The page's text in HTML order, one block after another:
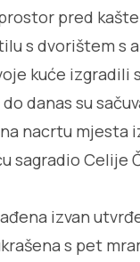
pred
s dvorištem s
kuće izgradili
danas su
nacrtu mjesta
sagradio Celije
izvan
s pet